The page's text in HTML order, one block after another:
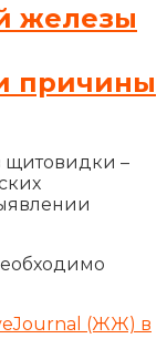
железы
причины
щитовидки –
(ЖЖ) в